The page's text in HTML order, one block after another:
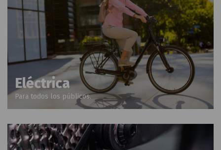
Eléctrica
Para todos los públicos.